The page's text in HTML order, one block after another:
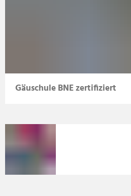
Gäuschule BNE zertifiziert